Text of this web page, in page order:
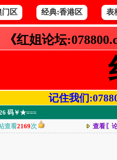
门区 经典:香港区 表
《红姐论坛
记住我们
码￥★===
查看2169次 查看〖